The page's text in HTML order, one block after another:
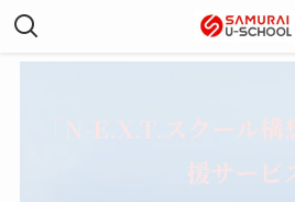
「N-E.X.T.スクール
援サービ